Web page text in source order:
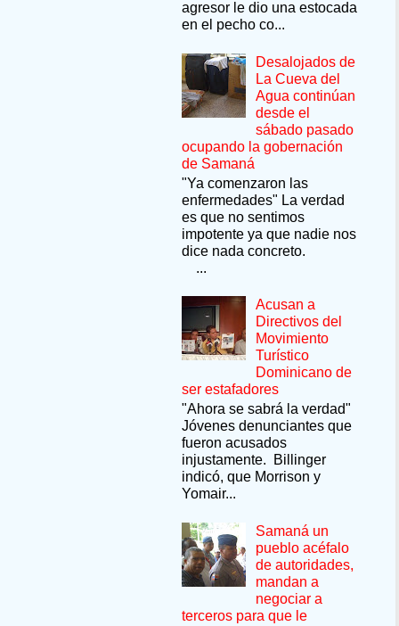
agresor le dio una estocada
en el pecho co...
Desalojados de
La Cueva del
Agua continúan
desde el
sábado pasado
ocupando la gobernación
de Samaná
"Ya comenzaron las
enfermedades" La verdad
es que no sentimos
impotente ya que nadie nos
dice nada concreto.
...
Acusan a
Directivos del
Movimiento
Turístico
Dominicano de
ser estafadores
"Ahora se sabrá la verdad"
Jóvenes denunciantes que
fueron acusados
injustamente. Billinger
indicó, que Morrison y
Yomair...
Samaná un
pueblo acéfalo
de autoridades,
mandan a
negociar a
terceros para que le